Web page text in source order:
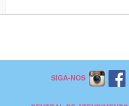
SIGA-NOS